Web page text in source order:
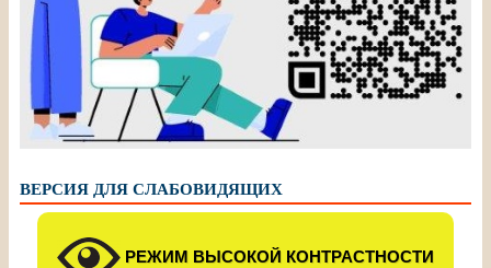
ВЕРСИЯ ДЛЯ СЛАБОВИДЯЩИХ
РЕЖИМ ВЫСОКОЙ КОНТРАСТНОСТИ